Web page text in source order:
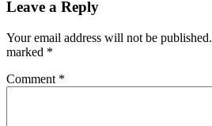
Leave a Reply
Your email address will not be published.
marked *
Comment *